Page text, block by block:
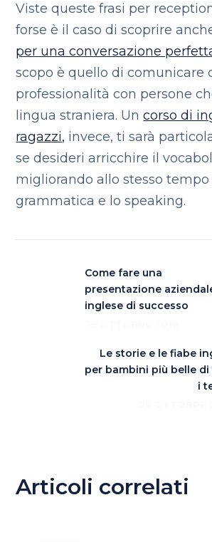
Viste queste frasi per
forse è il caso di scoprire
per una conversazione
scopo è quello di comunicare
professionalità con persone
lingua straniera. Uncorso di
ragazzi, invece, ti sarà
se desideri arricchire il
migliorando allo stesso tempo
grammatica e lo speaking.
Come fare una
presentazione
inglese di successo
Le storie e le fiabe
per bambini più belle
i
Articoli correlati